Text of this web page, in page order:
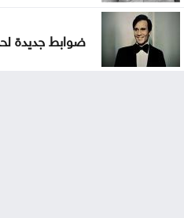
ضوابط جديدة